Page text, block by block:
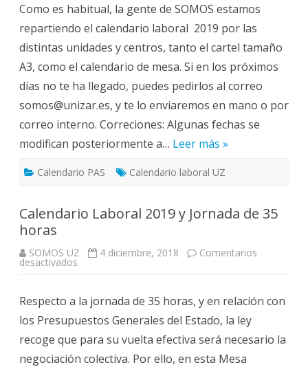
Como es habitual, la gente de SOMOS estamos
repartiendo el calendario laboral 2019 por las
distintas unidades y centros, tanto el cartel tamaño
A3, como el calendario de mesa. Si en los próximos
días no te ha llegado, puedes pedirlos al correo
somos@unizar.es, y te lo enviaremos en mano o por
correo interno. Correciones: Algunas fechas se
modifican posteriormente a… Leer más »
Calendario PAS Calendario laboral UZ
Calendario Laboral 2019 y Jornada de 35
horas
SOMOS UZ 4 diciembre, 2018 Comentarios
desactivados
y
Jornada
de
35
horas
Respecto a la jornada de 35 horas, y en relación con
los Presupuestos Generales del Estado, la ley
recoge que para su vuelta efectiva será necesario la
negociación colectiva. Por ello, en esta Mesa